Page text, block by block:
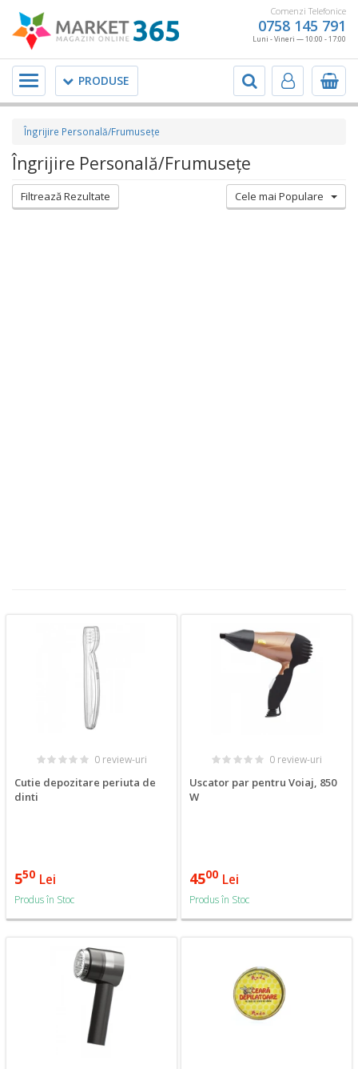
Comenzi Telefonice
0758 145 791
Luni - Vineri — 10:00 - 17:00
PRODUSE
Meniu
Îngrijire Personală/Frumuseţe
Îngrijire Personală/Frumuseţe
Cele mai Populare
Filtrează Rezultate
0 review-uri
Cutie depozitare periuta de
dinti
550 Lei
Produs în Stoc
0 review-uri
Uscator par pentru Voiaj, 850
W
4500 Lei
Produs în Stoc